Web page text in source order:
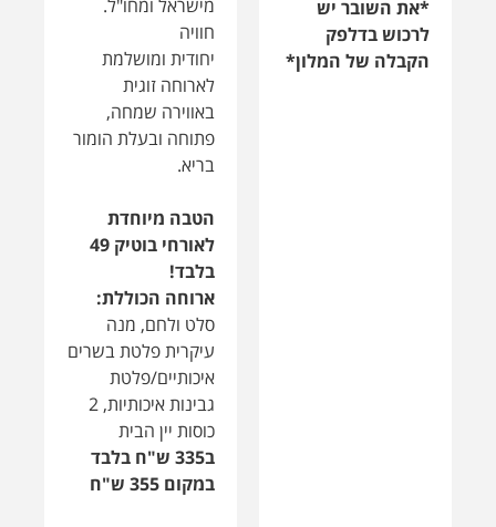
בלבד!
ארוחה הכוללת:
סלט ולחם, מנה
עיקרית פלטת בשרים
איכותיים/פלטת
כוסות יין הבית
ב335 ש"ח בלבד
במקום 355 ש"ח
*למימוש ההטבה
יש לרכוש שובר
בדלפק הקבלה של
המלון*